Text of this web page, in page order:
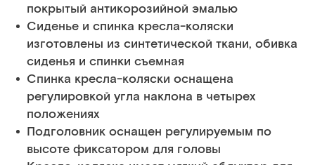
покрытый антикорозийной эмалью
Сиденье и спинка кресла-коляски
изготовлены из синтетической ткани, обивка
сиденья и спинки съемная
Спинка кресла-коляски оснащена
регулировкой угла наклона в четырех
положениях
Подголовник оснащен регулируемым по
высоте фиксатором для головы